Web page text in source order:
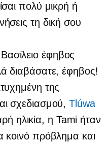
πολύ μικρή ή
τη δική σου
έφηβος
διαβάσατε, έφηβος!
της
σχεδιασμού,Tlúwa
ηλικία, η Tami ήταν
κοινό πρόβλημα και